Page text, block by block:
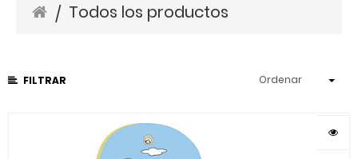
/ Todos los productos
FILTRAR Ordenar